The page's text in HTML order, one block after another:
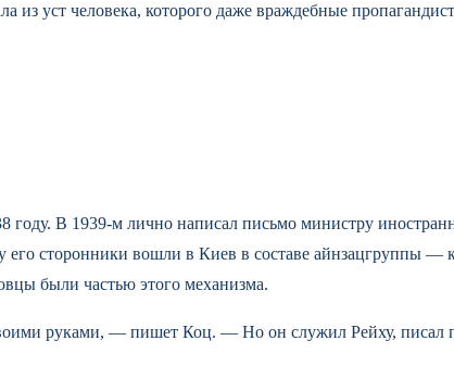
уст человека, которого даже враждебные
В 1939-м лично написал письмо министру
сторонники вошли в Киев в составе айнзацгруппы —
были частью этого механизма.
руками, — пишет Коц. — Но он служил Рейху, писал